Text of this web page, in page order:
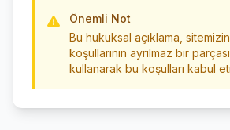
Önemli Not
Bu hukuksal açıklama, sitemizin
koşullarının ayrılmaz bir
kullanarak bu koşulları kabul